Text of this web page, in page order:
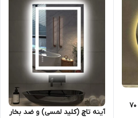
رینگ لایت و بک لایت دایره 70
آینه تاچ (کلید لمسی) و ضد بخار